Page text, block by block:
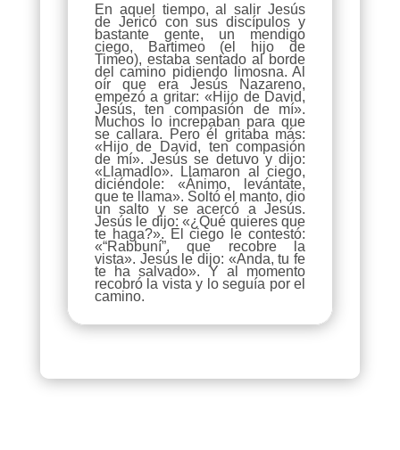
En aquel tiempo, al salir Jesús
de Jericó con sus discípulos y
bastante gente, un mendigo
ciego, Bartimeo (el hijo de
Timeo), estaba sentado al borde
del camino pidiendo limosna. Al
oír que era Jesús Nazareno,
empezó a gritar: «Hijo de David,
Jesús, ten compasión de mí».
Muchos lo increpaban para que
se callara. Pero él gritaba más:
«Hijo de David, ten compasión
de mí». Jesús se detuvo y dijo:
«Llamadlo». Llamaron al ciego,
diciéndole: «Ánimo, levántate,
que te llama». Soltó el manto, dio
un salto y se acercó a Jesús.
Jesús le dijo: «¿Qué quieres que
te haga?». El ciego le contestó:
«“Rabbuní”, que recobre la
vista». Jesús le dijo: «Anda, tu fe
te ha salvado». Y al momento
recobró la vista y lo seguía por el
camino.